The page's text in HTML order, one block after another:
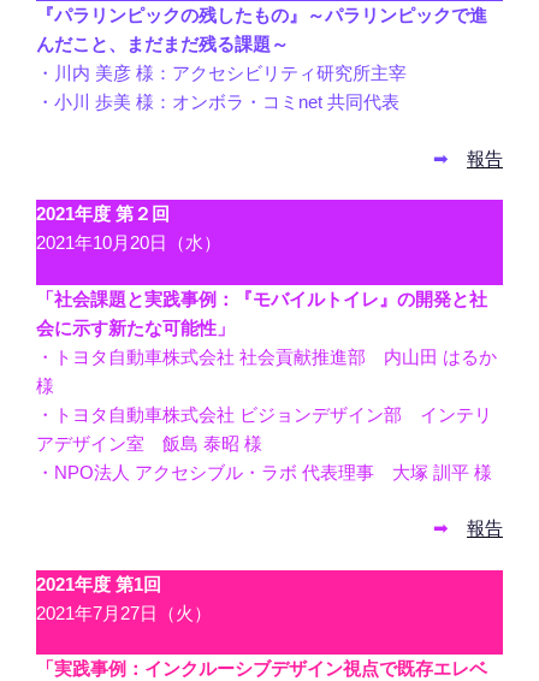
『パラリンピックの残したもの』～パラリンピックで進
んだこと、まだまだ残る課題～
・川内 美彦 様：アクセシビリティ研究所主宰
・小川 歩美 様：オンボラ・コミnet 共同代表
➡ 報告
2021年度 第２回
2021年10月20日（水）
「社会課題と実践事例：『モバイルトイレ』の開発と社
会に示す新たな可能性」
・トヨタ自動車株式会社 社会貢献推進部 内山田 はるか
様
・トヨタ自動車株式会社 ビジョンデザイン部 インテリ
アデザイン室 飯島 泰昭 様
・NPO法人 アクセシブル・ラボ 代表理事 大塚 訓平 様
➡ 報告
2021年度 第1回
2021年7月27日（火）
「実践事例：インクルーシブデザイン視点で既存エレベ